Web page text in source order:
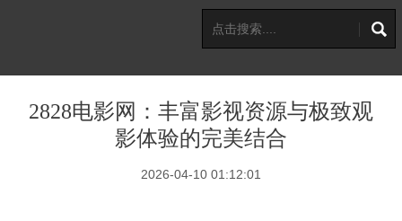
2828电影网：丰富影视资源与极致观
影体验的完美结合
2026-04-10 01:12:01